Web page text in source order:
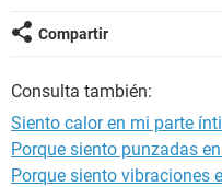
Compartir
Consulta también:
Siento calor en mi parte
Porque siento punzadas
Porque siento vibraciones